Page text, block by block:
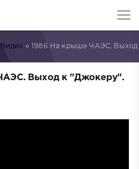
» 1986 На крыше ЧАЭС.
Выход к "Джокеру".